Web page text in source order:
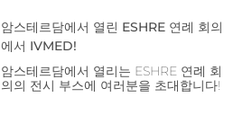
암스테르담에서 열린 ESHRE 연례 회의
에서 IVMED!
암스테르담에서 열리는 ESHRE 연례 회
의의 전시 부스에 여러분을 초대합니다!